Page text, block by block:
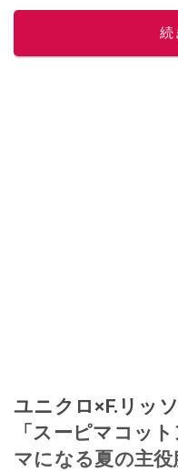
続
ユニクロ×F.リッ
「スーピマコッ
マになる夏の主役